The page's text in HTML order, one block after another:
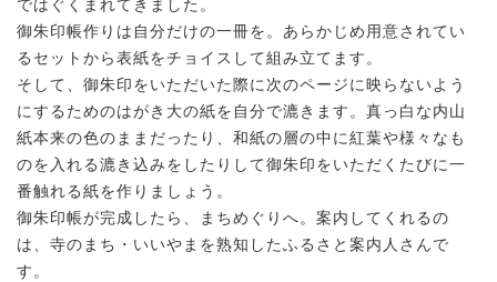
ではぐくまれてきました。
御朱印帳作りは自分だけの一冊を。あらかじめ用意されてい
るセットから表紙をチョイスして組み立てます。
そして、御朱印をいただいた際に次のページに映らないよう
にするためのはがき大の紙を自分で漉きます。真っ白な内山
紙本来の色のままだったり、和紙の層の中に紅葉や様々なも
のを入れる漉き込みをしたりして御朱印をいただくたびに一
番触れる紙を作りましょう。
御朱印帳が完成したら、まちめぐりへ。案内してくれるの
は、寺のまち・いいやまを熟知したふるさと案内人さんで
す。